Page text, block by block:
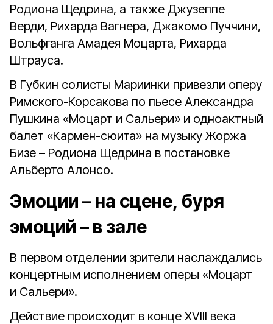
Родиона Щедрина, а также Джузеппе
Верди, Рихарда Вагнера, Джакомо Пуччини,
Вольфганга Амадея Моцарта, Рихарда
Штрауса.
В Губкин солисты Мариинки привезли оперу
Римского-Корсакова по пьесе Александра
Пушкина «Моцарт и Сальери» и одноактный
балет «Кармен-сюита» на музыку Жоржа
Бизе – Родиона Щедрина в постановке
Альберто Алонсо.
Эмоции – на сцене, буря
эмоций – в зале
В первом отделении зрители наслаждались
концертным исполнением оперы «Моцарт
и Сальери».
Действие происходит в конце XVIII века